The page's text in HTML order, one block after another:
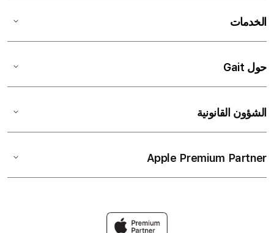
الخدمات
حول Gait
الشؤون القانونية
Apple Premium Partner